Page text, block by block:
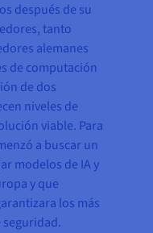
después de su
tanto
alemanes
de computación
de dos
niveles de
viable. Para
a buscar un
modelos de IA y
y que
los más
seguridad.